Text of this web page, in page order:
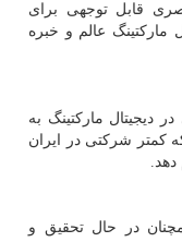
قابل توجهی برای
مارکتینگ عالم و خبره
مارکتینگ به
شرکتی در ایران
دهد.
در حال تحقیق و